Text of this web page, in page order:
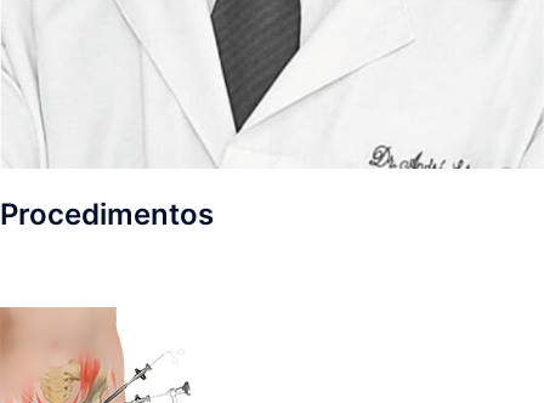
Procedimentos